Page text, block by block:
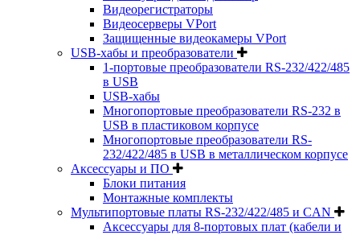
Видеорегистраторы
Видеосерверы VPort
Защищенные видеокамеры VPort
USB-хабы и преобразователи
1-портовые преобразователи RS-232/422/485
в USB
USB-хабы
Многопортовые преобразователи RS-232 в
USB в пластиковом корпусе
Многопортовые преобразователи RS-
232/422/485 в USB в металлическом корпусе
Аксессуары и ПО
Блоки питания
Монтажные комплекты
Мультипортовые платы RS-232/422/485 и CAN
Аксессуары для 8-портовых плат (кабели и